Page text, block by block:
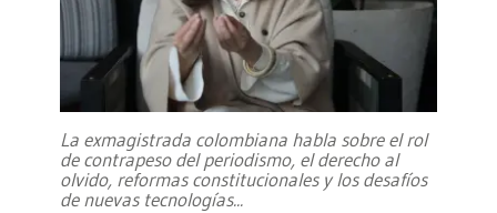
La exmagistrada colombiana habla sobre el rol
de contrapeso del periodismo, el derecho al
olvido, reformas constitucionales y los desafíos
de nuevas tecnologías...